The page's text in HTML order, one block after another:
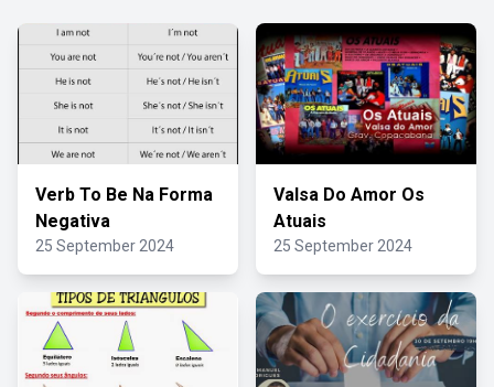
Verb To Be Na Forma
Negativa
25 September 2024
Valsa Do Amor Os
Atuais
25 September 2024